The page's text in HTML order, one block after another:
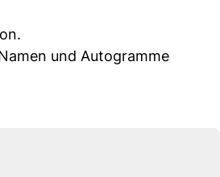
und Autogramme